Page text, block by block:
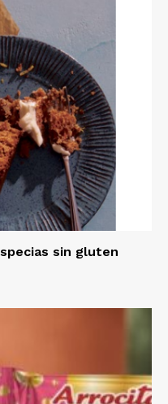
sin gluten